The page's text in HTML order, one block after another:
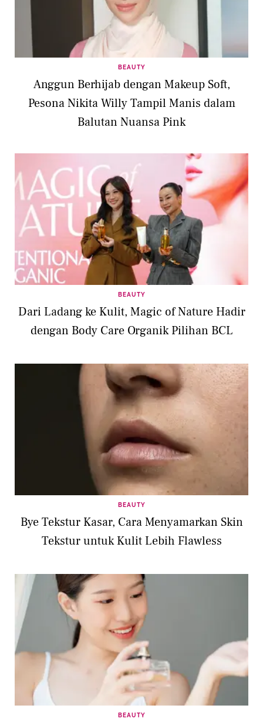
BEAUTY
Anggun Berhijab dengan Makeup Soft,
Pesona Nikita Willy Tampil Manis dalam
Balutan Nuansa Pink
BEAUTY
Dari Ladang ke Kulit, Magic of Nature Hadir
dengan Body Care Organik Pilihan BCL
BEAUTY
Bye Tekstur Kasar, Cara Menyamarkan Skin
Tekstur untuk Kulit Lebih Flawless
BEAUTY